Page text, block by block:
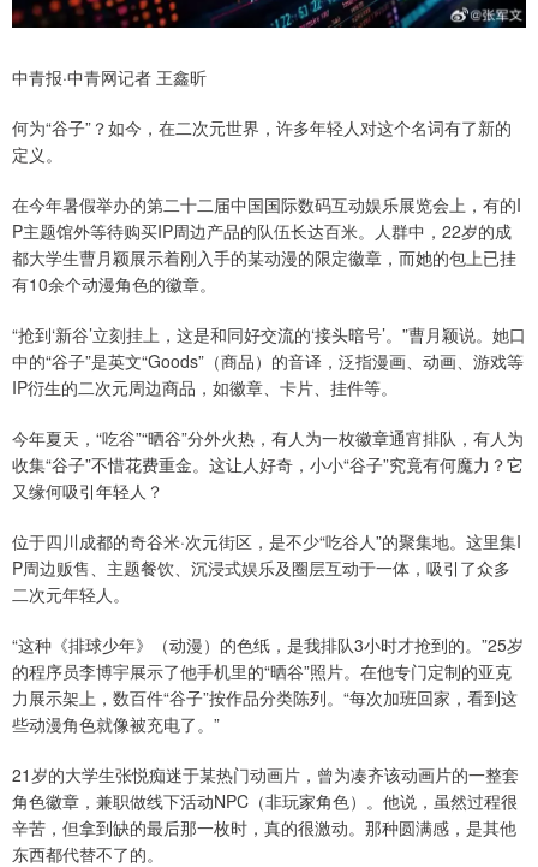
中青报·中青网记者 王鑫昕
何为“谷子”？如今，在二次元世界，许多年轻人对这个名词有了新的
定义。
在今年暑假举办的第二十二届中国国际数码互动娱乐展览会上，有的I
P主题馆外等待购买IP周边产品的队伍长达百米。人群中，22岁的成
都大学生曹月颖展示着刚入手的某动漫的限定徽章，而她的包上已挂
有10余个动漫角色的徽章。
“抢到‘新谷’立刻挂上，这是和同好交流的‘接头暗号’。”曹月颖说。她口
中的“谷子”是英文“Goods”（商品）的音译，泛指漫画、‌动画、‌游戏等
IP衍生的二次元周边商品，如徽章、卡片、‌挂件等。
今年夏天，“吃谷”“晒谷”分外火热，有人为一枚徽章通宵排队，有人为
收集“谷子”不惜花费重金。这让人好奇，小小“谷子”究竟有何魔力？它
又缘何吸引年轻人？
位于四川成都的奇谷米·次元街区，是不少“吃谷人”的聚集地。这里集I
P周边贩售、主题餐饮、沉浸式娱乐及圈层互动于一体，吸引了众多
二次元年轻人。
“这种《排球少年》（动漫）的色纸，是我排队3小时才抢到的。”25岁
的程序员李博宇展示了他手机里的“晒谷”照片。在他专门定制的亚克
力展示架上，数百件“谷子”按作品分类陈列。“每次加班回家，看到这
些动漫角色就像被充电了。”
21岁的大学生张悦痴迷于某热门动画片，曾为凑齐该动画片的一整套
角色徽章，兼职做线下活动NPC（非玩家角色）。他说，虽然过程很
辛苦，但拿到缺的最后那一枚时，真的很激动。那种圆满感，是其他
东西都代替不了的。